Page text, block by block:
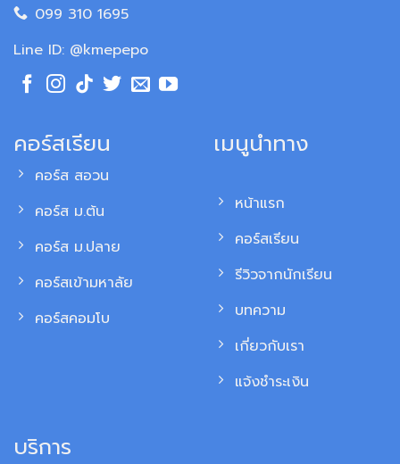
099 310 1695
Line ID: @kmepepo
คอร์สเรียน
คอร์ส สอวน
คอร์ส ม.ต้น
คอร์ส ม.ปลาย
คอร์สเข้ามหาลัย
คอร์สคอมโบ
เมนูนำทาง
หน้าแรก
คอร์สเรียน
รีวิวจากนักเรียน
บทความ
เกี่ยวกับเรา
แจ้งชำระเงิน
บริการ